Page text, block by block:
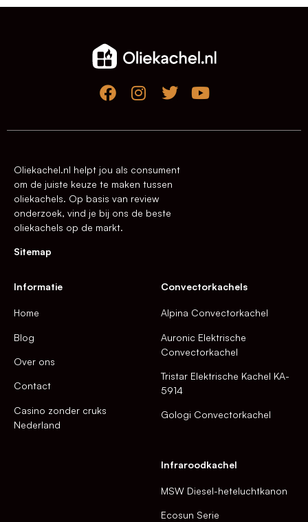
Oliekachel.nl helpt jou als consument
om de juiste keuze te maken tussen
oliekachels. Op basis van review
onderzoek, vind je bij ons de beste
oliekachels op de markt.
Sitemap
Informatie
Home
Blog
Over ons
Contact
Casino zonder cruks
Nederland
Convectorkachels
Alpina Convectorkachel
Auronic Elektrische
Convectorkachel
Tristar Elektrische Kachel KA-
5914
Gologi Convectorkachel
Infraroodkachel
MSW Diesel-heteluchtkanon
Ecosun Serie